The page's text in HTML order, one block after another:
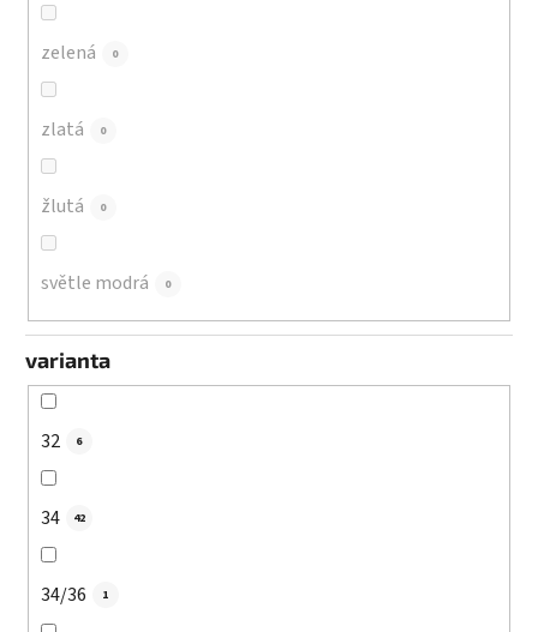
zelená 0
zlatá 0
žlutá 0
světle modrá 0
varianta
32 6
34 42
34/36 1